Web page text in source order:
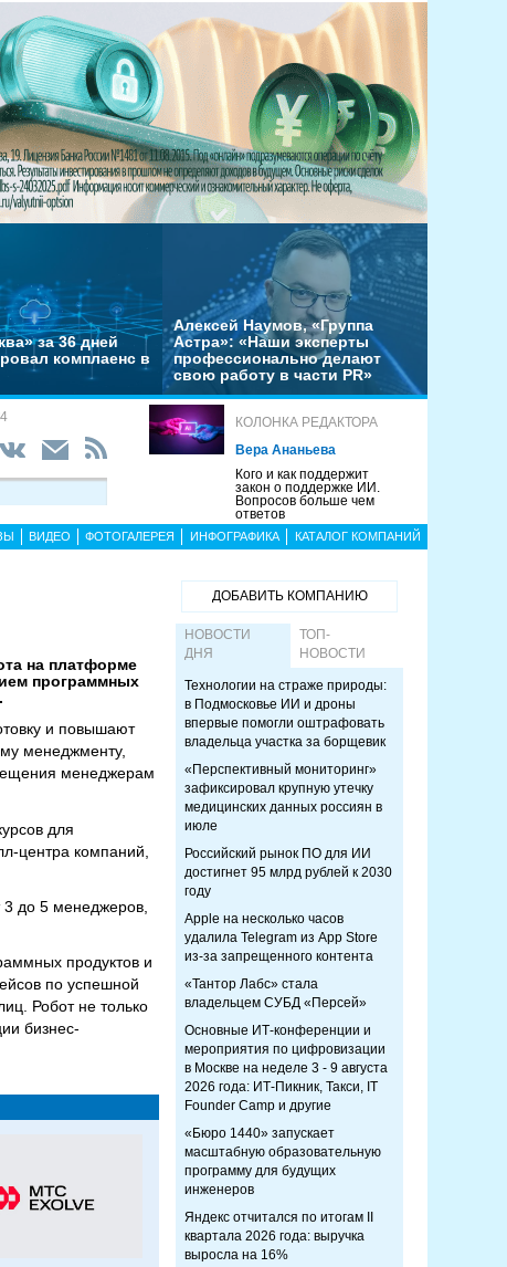
за 36 дней
комплаенс в
Алексей Наумов, «Группа
Астра»: «Наши эксперты
профессионально делают
свою работу в части PR»
КОЛОНКА РЕДАКТОРА
Вера Ананьева
Кого и как поддержит
закон о поддержке ИИ.
Вопросов больше чем
ответов
ВИДЕО ФОТОГАЛЕРЕЯ ИНФОГРАФИКА КАТАЛОГ КОМПАНИЙ
на платформе
программных
и повышают
менеджменту,
менеджерам
для
центра компаний,
3 до 5 менеджеров,
продуктов и
по успешной
Робот не только
бизнес-
ДОБАВИТЬ КОМПАНИЮ
НОВОСТИ
ДНЯ
ТОП-
НОВОСТИ
Технологии на страже природы:
в Подмосковье ИИ и дроны
впервые помогли оштрафовать
владельца участка за борщевик
«Перспективный мониторинг»
зафиксировал крупную утечку
медицинских данных россиян в
июле
Российский рынок ПО для ИИ
достигнет 95 млрд рублей к 2030
году
Apple на несколько часов
удалила Telegram из App Store
из-за запрещенного контента
«Тантор Лабс» стала
владельцем СУБД «Персей»
Основные ИТ-конференции и
мероприятия по цифровизации
в Москве на неделе 3 - 9 августа
2026 года: ИТ-Пикник, Такси, IT
Founder Camp и другие
«Бюро 1440» запускает
масштабную образовательную
программу для будущих
инженеров
Яндекс отчитался по итогам II
квартала 2026 года: выручка
выросла на 16%